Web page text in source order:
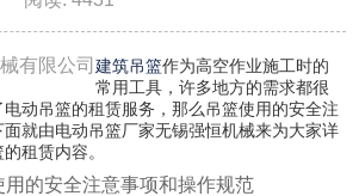
有限公司建筑吊篮作为高空作业施工时的
常用工具，许多地方的需求都很
动吊篮的租赁服务，那么吊篮使用的安全注
就由电动吊篮厂家无锡强恒机械来为大家详
租赁内容。